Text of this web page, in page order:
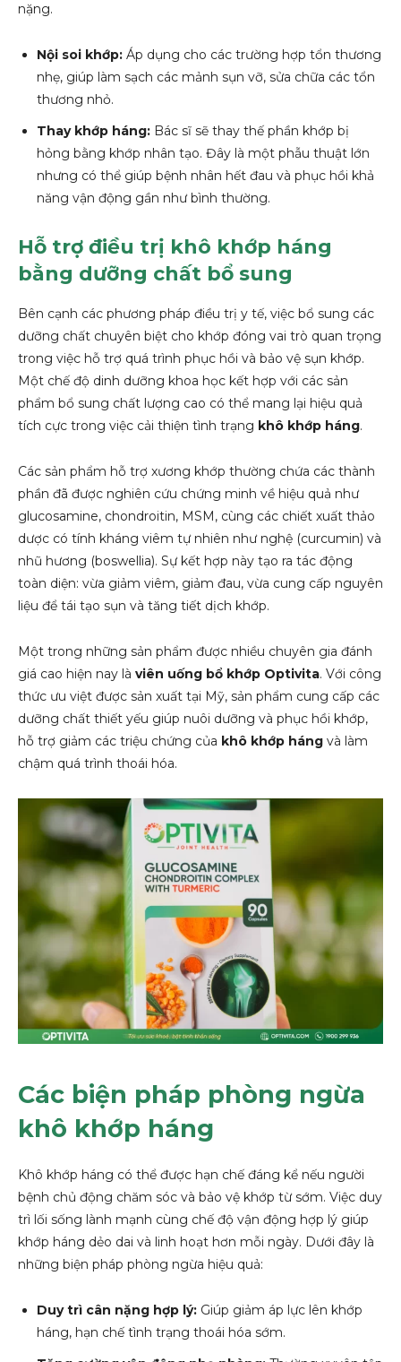
nặng.
Nội soi khớp: Áp dụng cho các trường hợp tổn thương
nhẹ, giúp làm sạch các mảnh sụn vỡ, sửa chữa các tổn
thương nhỏ.
Thay khớp háng: Bác sĩ sẽ thay thế phần khớp bị
hỏng bằng khớp nhân tạo. Đây là một phẫu thuật lớn
nhưng có thể giúp bệnh nhân hết đau và phục hồi khả
năng vận động gần như bình thường.
Hỗ trợ điều trị khô khớp háng
bằng dưỡng chất bổ sung
Bên cạnh các phương pháp điều trị y tế, việc bổ sung các
dưỡng chất chuyên biệt cho khớp đóng vai trò quan trọng
trong việc hỗ trợ quá trình phục hồi và bảo vệ sụn khớp.
Một chế độ dinh dưỡng khoa học kết hợp với các sản
phẩm bổ sung chất lượng cao có thể mang lại hiệu quả
tích cực trong việc cải thiện tình trạng khô khớp háng.
Các sản phẩm hỗ trợ xương khớp thường chứa các thành
phần đã được nghiên cứu chứng minh về hiệu quả như
glucosamine, chondroitin, MSM, cùng các chiết xuất thảo
dược có tính kháng viêm tự nhiên như nghệ (curcumin) và
nhũ hương (boswellia). Sự kết hợp này tạo ra tác động
toàn diện: vừa giảm viêm, giảm đau, vừa cung cấp nguyên
liệu để tái tạo sụn và tăng tiết dịch khớp.
Một trong những sản phẩm được nhiều chuyên gia đánh
giá cao hiện nay là viên uống bổ khớp Optivita. Với công
thức ưu việt được sản xuất tại Mỹ, sản phẩm cung cấp các
dưỡng chất thiết yếu giúp nuôi dưỡng và phục hồi khớp,
hỗ trợ giảm các triệu chứng của khô khớp háng và làm
chậm quá trình thoái hóa.
Các biện pháp phòng ngừa
khô khớp háng
Khô khớp háng có thể được hạn chế đáng kể nếu người
bệnh chủ động chăm sóc và bảo vệ khớp từ sớm. Việc duy
trì lối sống lành mạnh cùng chế độ vận động hợp lý giúp
khớp háng dẻo dai và linh hoạt hơn mỗi ngày. Dưới đây là
những biện pháp phòng ngừa hiệu quả:
Duy trì cân nặng hợp lý: Giúp giảm áp lực lên khớp
háng, hạn chế tình trạng thoái hóa sớm.